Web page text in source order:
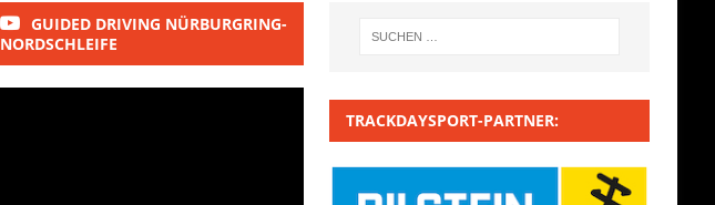
GUIDED DRIVING NÜRBURGRING-
NORDSCHLEIFE
TRACKDAYSPORT-PARTNER: